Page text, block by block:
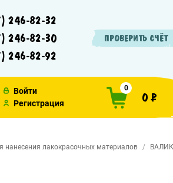
246-82-32
246-82-30
246-82-92
ПРОВЕРИТЬ СЧЁТ
Войти
Регистрация
0
0 ₽
нанесения лакокрасочных материалов